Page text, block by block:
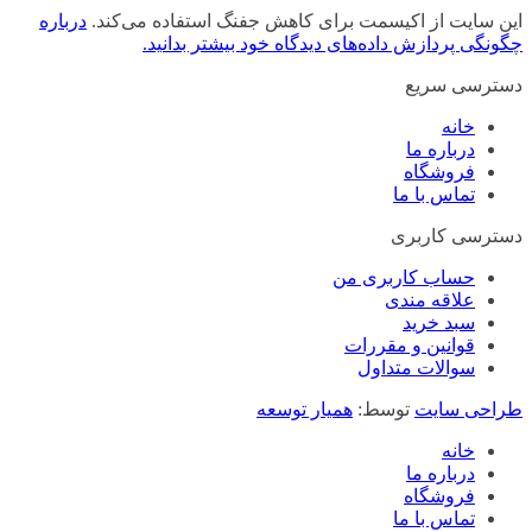
این سایت از اکیسمت برای کاهش جفنگ استفاده می‌کند. درباره
چگونگی پردازش داده‌های دیدگاه خود بیشتر بدانید.
دسترسی سریع
خانه
درباره ما
فروشگاه
تماس با ما
دسترسی کاربری
حساب کاربری من
علاقه مندی
سبد خرید
قوانین و مقررات
سوالات متداول
طراحی سایت توسط: همیار توسعه
خانه
درباره ما
فروشگاه
تماس با ما